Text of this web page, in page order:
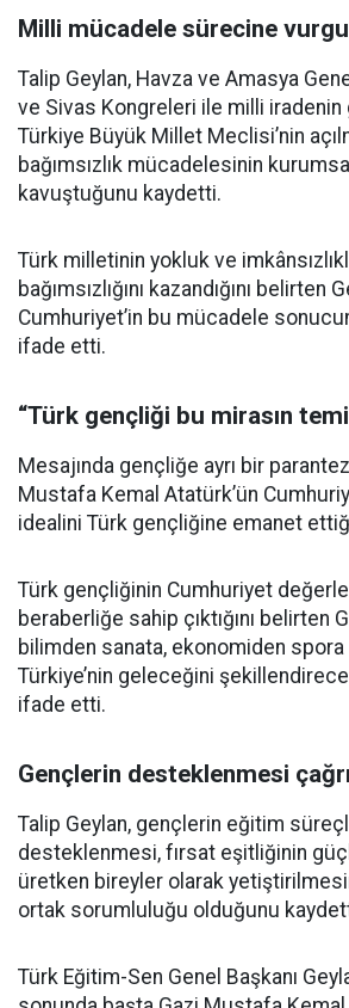
Milli mücadele sürecine vurgu
Talip Geylan, Havza ve Amasya
ve Sivas Kongreleri ile milli iradenin
Türkiye Büyük Millet Meclisi’nin
bağımsızlık mücadelesinin
kavuştuğunu kaydetti.
Türk milletinin yokluk ve
bağımsızlığını kazandığını belirten
Cumhuriyet’in bu mücadele
ifade etti.
“Türk gençliği bu mirasın
Mesajında gençliğe ayrı bir
Mustafa Kemal Atatürk’ün
idealini Türk gençliğine emanet
Türk gençliğinin Cumhuriyet
beraberliğe sahip çıktığını belirten
bilimden sanata, ekonomiden spora
Türkiye’nin geleceğini
ifade etti.
Gençlerin desteklenmesi
Talip Geylan, gençlerin eğitim
desteklenmesi, fırsat eşitliğinin
üretken bireyler olarak
ortak sorumluluğu olduğunu
Türk Eğitim-Sen Genel Başkanı